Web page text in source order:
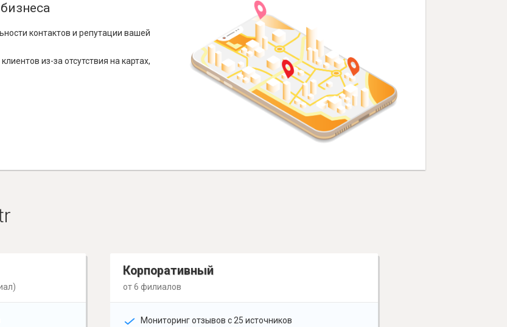
контактов и репутации вашей
из-за отсутствия на картах,
Корпоративный
от 6 филиалов
Мониторинг отзывов с 25 источников